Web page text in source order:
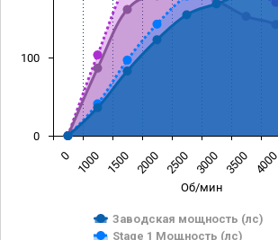
Об/мин
Заводская мощность (лс)
Stage 1 Мощность (лс)
0 1000 1500 2000 2500 3000 3500 4000
0
100